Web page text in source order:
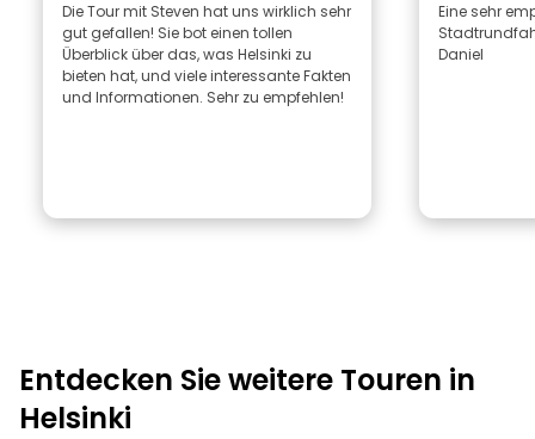
Die Tour mit Steven hat uns wirklich sehr
gut gefallen! Sie bot einen tollen
Überblick über das, was Helsinki zu
bieten hat, und viele interessante Fakten
und Informationen. Sehr zu empfehlen!
Eine sehr
Daniel
Entdecken Sie weitere Touren in
Helsinki